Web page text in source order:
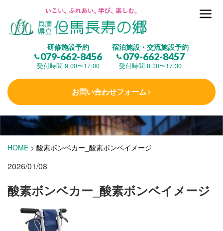
研修施設予約
079-662-8456
受付時間 9:00〜17:00
宿泊施設・交流施設予約
079-662-8457
受付時間 8:30〜17:30
お問い合わせフォーム
但馬長寿の郷とは
(研修施設)
楽しむ
学 ぶ(健康福祉)
泊まる (宿泊)
施設・料金
HOME > 酸素ボンベカー_酸素ボンベイメージ
2026/01/08
酸素ボンベカー_酸素ボンベイメージ